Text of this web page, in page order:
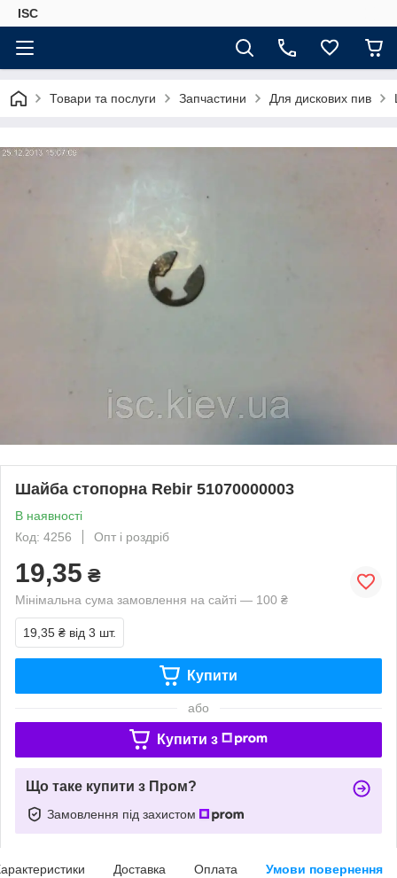
ISC
Товари та послуги Запчастини Для дискових пив
Шайба стопорна Rebir 51070000003
В наявності
Код: 4256
Опт і роздріб
19,35 ₴
Мінімальна сума замовлення на сайті — 100 ₴
19,35 ₴ від 3 шт.
Купити
або
Купити з
Що таке купити з Пром?
Замовлення під захистом
Доставка Оплата Умови повернення